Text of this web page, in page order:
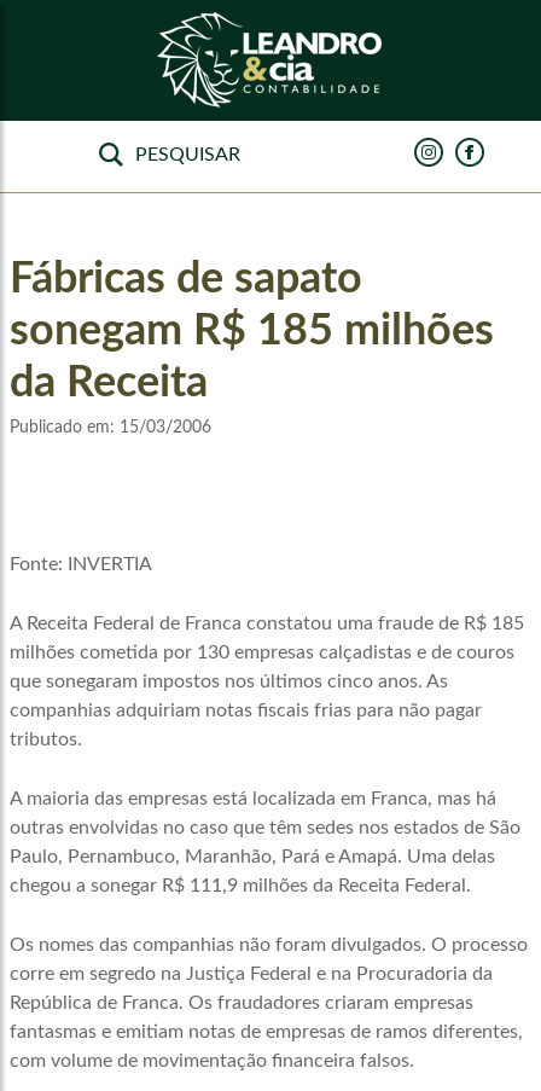
Fábricas de sapato
sonegam R$ 185 milhões
da Receita
Publicado em: 15/03/2006
Fonte: INVERTIA
A Receita Federal de Franca constatou uma fraude de R$ 185
milhões cometida por 130 empresas calçadistas e de couros
que sonegaram impostos nos últimos cinco anos. As
companhias adquiriam notas fiscais frias para não pagar
tributos.
A maioria das empresas está localizada em Franca, mas há
outras envolvidas no caso que têm sedes nos estados de São
Paulo, Pernambuco, Maranhão, Pará e Amapá. Uma delas
chegou a sonegar R$ 111,9 milhões da Receita Federal.
Os nomes das companhias não foram divulgados. O processo
corre em segredo na Justiça Federal e na Procuradoria da
República de Franca. Os fraudadores criaram empresas
fantasmas e emitiam notas de empresas de ramos diferentes,
com volume de movimentação financeira falsos.